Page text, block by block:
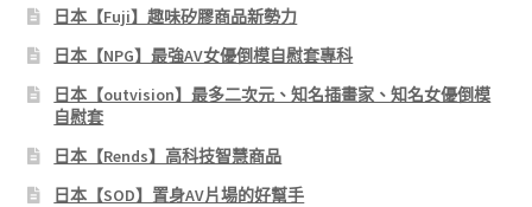
日本【Fuji】趣味矽膠商品新勢力
日本【NPG】最強AV女優倒模自慰套專科
日本【outvision】最多二次元、知名插畫家、知名女優倒模
自慰套
日本【Rends】高科技智慧商品
日本【SOD】置身AV片場的好幫手